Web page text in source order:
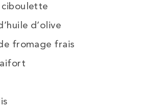
d’olive
fromage frais